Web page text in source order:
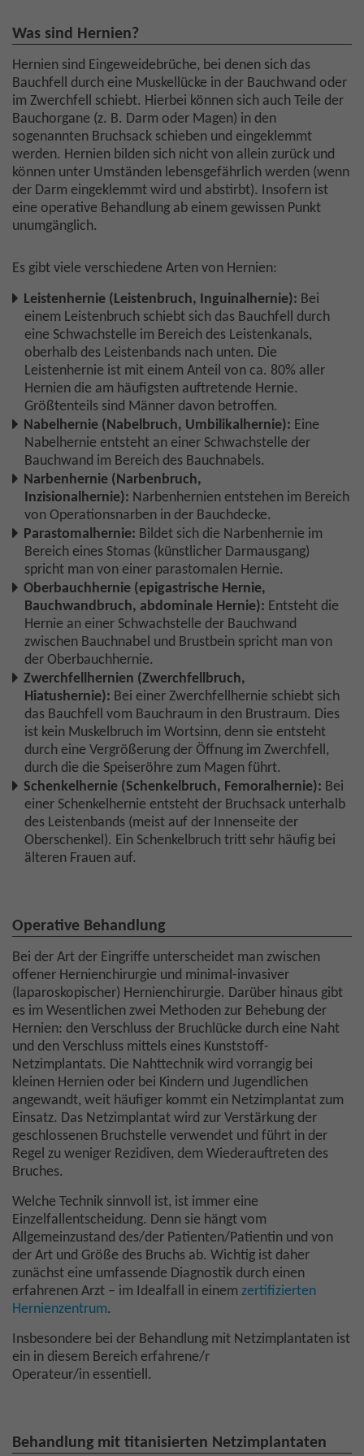
Was sind Hernien?
Hernien sind Eingeweidebrüche, bei denen sich das
Bauchfell durch eine Muskellücke in der Bauchwand oder
im Zwerchfell schiebt. Hierbei können sich auch Teile der
Bauchorgane (z. B. Darm oder Magen) in den
sogenannten Bruchsack schieben und eingeklemmt
werden. Hernien bilden sich nicht von allein zurück und
können unter Umständen lebensgefährlich werden (wenn
der Darm eingeklemmt wird und abstirbt). Insofern ist
eine operative Behandlung ab einem gewissen Punkt
unumgänglich.
Es gibt viele verschiedene Arten von Hernien:
Leistenhernie (Leistenbruch, Inguinalhernie): Bei
einem Leistenbruch schiebt sich das Bauchfell durch
eine Schwachstelle im Bereich des Leistenkanals,
oberhalb des Leistenbands nach unten. Die
Leistenhernie ist mit einem Anteil von ca. 80% aller
Hernien die am häufigsten auftretende Hernie.
Größtenteils sind Männer davon betroffen.
Nabelhernie (Nabelbruch, Umbilikalhernie): Eine
Nabelhernie entsteht an einer Schwachstelle der
Bauchwand im Bereich des Bauchnabels.
Narbenhernie (Narbenbruch,
Inzisionalhernie): Narbenhernien entstehen im Bereich
von Operationsnarben in der Bauchdecke.
Parastomalhernie: Bildet sich die Narbenhernie im
Bereich eines Stomas (künstlicher Darmausgang)
spricht man von einer parastomalen Hernie.
Oberbauchhernie (epigastrische Hernie,
Bauchwandbruch, abdominale Hernie): Entsteht die
Hernie an einer Schwachstelle der Bauchwand
zwischen Bauchnabel und Brustbein spricht man von
der Oberbauchhernie.
Zwerchfellhernien (Zwerchfellbruch,
Hiatushernie): Bei einer Zwerchfellhernie schiebt sich
das Bauchfell vom Bauchraum in den Brustraum. Dies
ist kein Muskelbruch im Wortsinn, denn sie entsteht
durch eine Vergrößerung der Öffnung im Zwerchfell,
durch die die Speiseröhre zum Magen führt.
Schenkelhernie (Schenkelbruch, Femoralhernie): Bei
einer Schenkelhernie entsteht der Bruchsack unterhalb
des Leistenbands (meist auf der Innenseite der
Oberschenkel). Ein Schenkelbruch tritt sehr häufig bei
älteren Frauen auf.
Operative Behandlung
Bei der Art der Eingriffe unterscheidet man zwischen
offener Hernienchirurgie und minimal-invasiver
(laparoskopischer) Hernienchirurgie. Darüber hinaus gibt
es im Wesentlichen zwei Methoden zur Behebung der
Hernien: den Verschluss der Bruchlücke durch eine Naht
und den Verschluss mittels eines Kunststoff-
Netzimplantats. Die Nahttechnik wird vorrangig bei
kleinen Hernien oder bei Kindern und Jugendlichen
angewandt, weit häufiger kommt ein Netzimplantat zum
Einsatz. Das Netzimplantat wird zur Verstärkung der
geschlossenen Bruchstelle verwendet und führt in der
Regel zu weniger Rezidiven, dem Wiederauftreten des
Bruches.
Welche Technik sinnvoll ist, ist immer eine
Einzelfallentscheidung. Denn sie hängt vom
Allgemeinzustand des/der Patienten/Patientin und von
der Art und Größe des Bruchs ab. Wichtig ist daher
zunächst eine umfassende Diagnostik durch einen
erfahrenen Arzt – im Idealfall in einem zertifizierten
Hernienzentrum.
Insbesondere bei der Behandlung mit Netzimplantaten ist
ein in diesem Bereich erfahrene/r
Operateur/in essentiell.
Behandlung mit titanisierten Netzimplantaten